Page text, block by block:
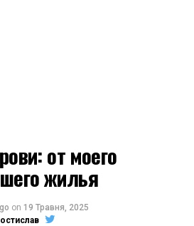
от моего
жилья
on 19 Травня, 2025